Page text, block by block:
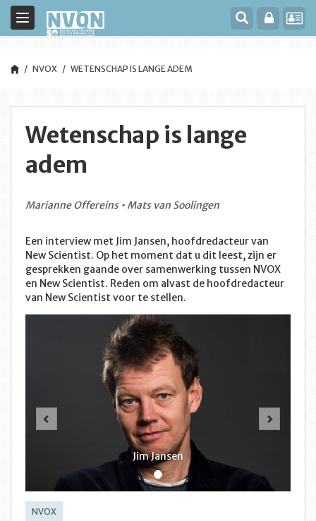
Toggle
navigation
NVOX WETENSCHAP IS LANGE ADEM
Wetenschap is lange
adem
Marianne Offereins • Mats van Soolingen
Een interview met Jim Jansen, hoofdredacteur van
New Scientist. Op het moment dat u dit leest, zijn er
gesprekken gaande over samenwerking tussen NVOX
en New Scientist. Reden om alvast de hoofdredacteur
van New Scientist voor te stellen.
Jim Jansen
Vorige
NVOX